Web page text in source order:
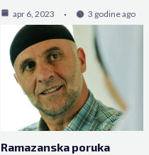
apr 6, 2023 3 godine ago
Ramazanska poruka